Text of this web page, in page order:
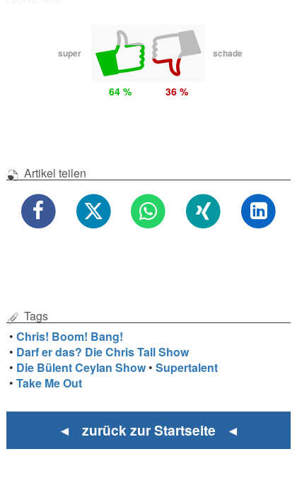
super schade
64 % 36 %
Artikel teilen
Tags
•Chris! Boom! Bang!
• Darf er das? Die Chris Tall Show
• Die Bülent Ceylan Show •Supertalent
•Take Me Out
◄ zurück zur Startseite ◄